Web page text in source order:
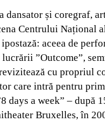
dansator și coregraf,
Centrului Național
aceea de
”Outcome”,
cu propriul
care intră pentru
days a week” – după
Bruxelles, în